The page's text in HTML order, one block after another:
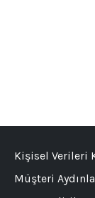
Kişisel Verileri
Müşteri